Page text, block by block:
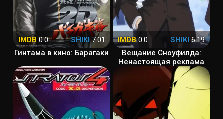
IMDB 0.0 SHIKI7.01
Гинтама в кино: Барагаки
IMDB0.0 SHIKI 6.19
Вещание Сноуфилда:
Ненастоящая реклама